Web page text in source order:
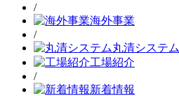
/
海外事業
/
丸清システム
工場紹介
/
新着情報